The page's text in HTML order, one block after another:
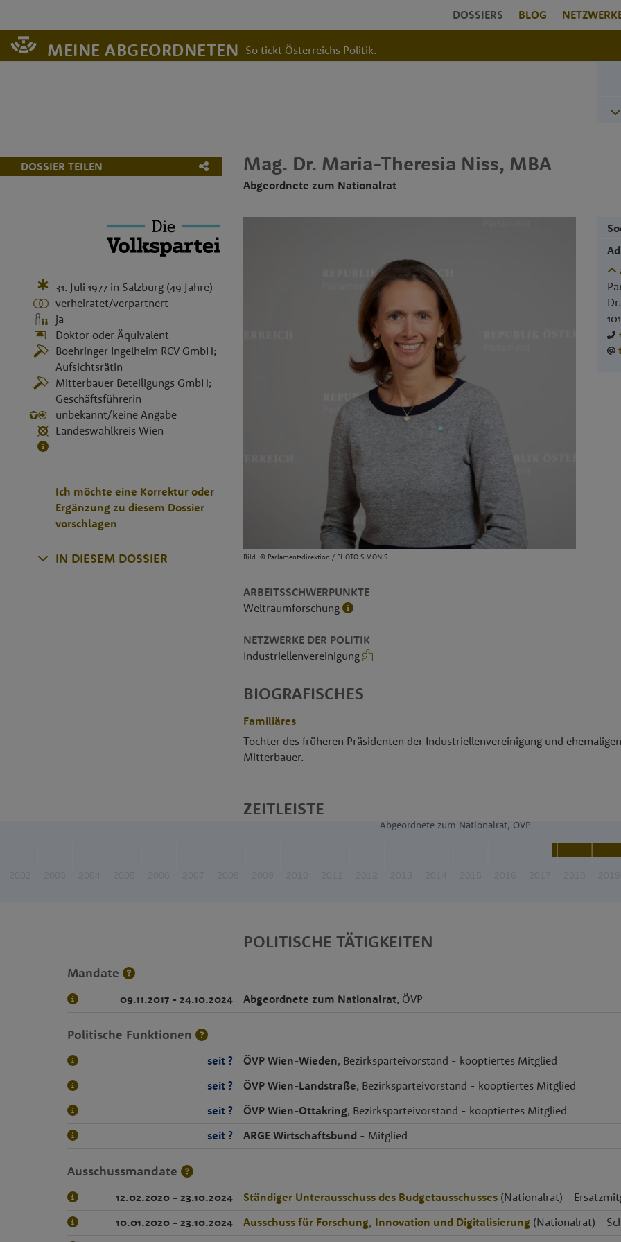
DOSSIERS BLOG
MEINE ABGEORDNETEN So tickt Österreichs Politik.
DOSSIER TEILEN Mag. Dr. Maria-Theresia Niss, MBA
Abgeordnete zum Nationalrat
31. Juli 1977 in Salzburg (49 Jahre)
verheiratet/verpartnert
ja
Doktor oder Äquivalent
Boehringer Ingelheim RCV GmbH;
Aufsichtsrätin
Mitterbauer Beteiligungs GmbH;
Geschäftsführerin
unbekannt/keine Angabe
Landeswahlkreis Wien
Ich möchte eine Korrektur oder
Ergänzung zu diesem Dossier
vorschlagen
IN DIESEM DOSSIER Bild: © Parlamentsdirektion / PHOTO SIMONIS
ARBEITSSCHWERPUNKTE
Weltraumforschung
NETZWERKE DER POLITIK
Industriellenvereinigung
BIOGRAFISCHES
Familiäres
Tochter des früheren Präsidenten der Industriellenvereinigung und
Mitterbauer.
ZEITLEISTE
Abgeordnete zum Nationalrat, ÖVP
POLITISCHE TÄTIGKEITEN
Mandate
09.11.2017 - 24.10.2024 Abgeordnete zum Nationalrat, ÖVP
Politische Funktionen
seit ? ÖVP Wien-Wieden, Bezirksparteivorstand - kooptiertes Mitglied
seit ?
ÖVP Wien-Landstraße, Bezirksparteivorstand - kooptiertes Mitglied
seit ?
ÖVP Wien-Ottakring, Bezirksparteivorstand - kooptiertes Mitglied
seit ?
ARGE Wirtschaftsbund - Mitglied
Ausschussmandate
12.02.2020 - 23.10.2024 Ständiger Unterausschuss des Budgetausschusses (Nationalrat) -
10.01.2020 - 23.10.2024
Ausschuss für Forschung, Innovation und Digitalisierung (Nationalrat) -